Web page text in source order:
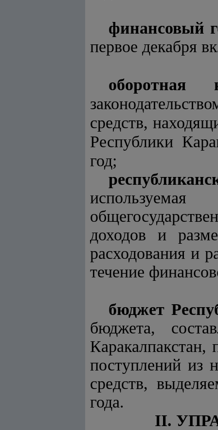
финансовый
первое декабря
оборотная
средств,
Республики
год;
доходов и
расходования и
течение
бюджет
бюджета,
поступлений из
средств,
года.
II.